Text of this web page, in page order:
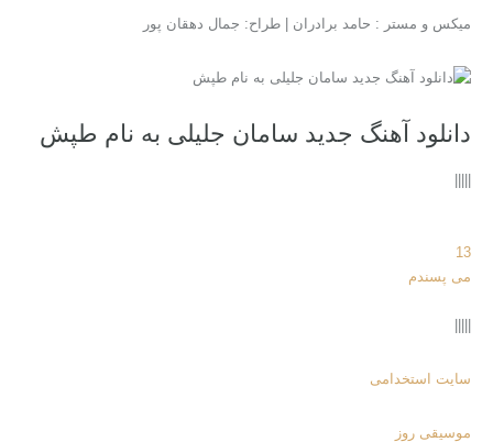
میکس و مستر : حامد برادران | طراح: جمال دهقان پور
دانلود آهنگ جدید سامان جلیلی به نام طپش
13
می پسندم
سایت استخدامی
موسیقی روز